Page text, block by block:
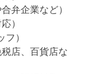
弁企業など）
）
フ）
税店、百貨店な